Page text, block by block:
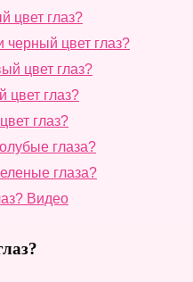
цвет глаз?
черный цвет глаз?
цвет глаз?
цвет глаз?
глаз?
глаза?
глаза?
Видео